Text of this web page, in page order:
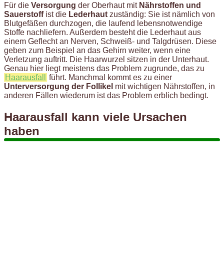
Für die Versorgung der Oberhaut mit Nährstoffen und
Sauerstoffist die Lederhaut zuständig: Sie ist nämlich von
Blutgefäßen durchzogen, die laufend lebensnotwendige
Stoffe nachliefern. Außerdem besteht die Lederhaut aus
einem Geflecht an Nerven, Schweiß- und Talgdrüsen. Diese
geben zum Beispiel an das Gehirn weiter, wenn eine
Verletzung auftritt. Die Haarwurzel sitzen in der Unterhaut.
Genau hier liegt meistens das Problem zugrunde, das zu
Haarausfall
führt. Manchmal kommt es zu einer
Unterversorgung der Follikel mit wichtigen Nährstoffen, in
anderen Fällen wiederum ist das Problem erblich bedingt.
Haarausfall kann viele Ursachen
haben